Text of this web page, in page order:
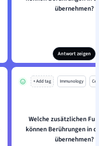
übernehmen?
Antwort zeigen
+ Add tag Immunology
Welche zusätzlichen
können Berührungen in
übernehmen?